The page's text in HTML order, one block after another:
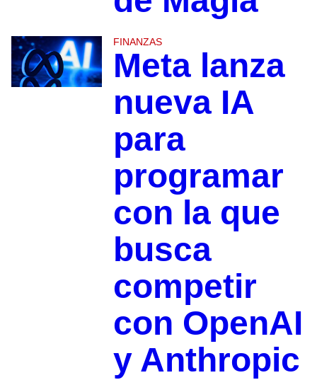
FINANZAS
Meta lanza
nueva IA
para
programar
con la que
busca
competir
con OpenAI
y Anthropic